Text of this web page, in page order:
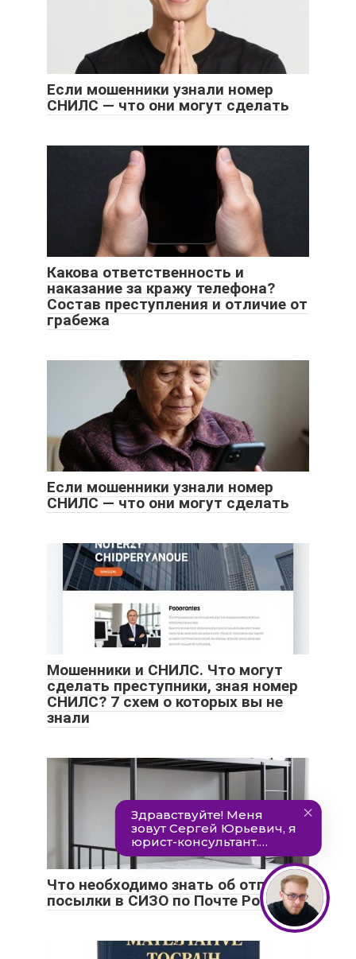
Если мошенники узнали номер
СНИЛС — что они могут сделать
Какова ответственность и
наказание за кражу телефона?
Состав преступления и отличие от
грабежа
Если мошенники узнали номер
СНИЛС — что они могут сделать
Мошенники и СНИЛС. Что могут
сделать преступники, зная номер
СНИЛС? 7 схем о которых вы не
знали
Что необходимо знать об отправке
посылки в СИЗО по Почте России